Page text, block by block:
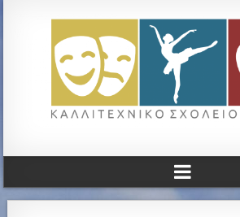
ΚΑΛΛΙΤΕΧΝΙΚΟ
ΚΟΖΑΝΗΣ